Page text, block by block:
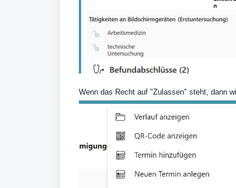
Wenn das Recht auf "Zulassen" steht, dann